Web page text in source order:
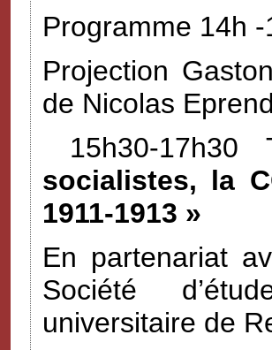
Programme 14h
Projection
de Nicolas
15h30-
socialistes, la
1911-1913 »
En partenariat
Société
universitaire de